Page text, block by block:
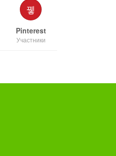
Pinterest
Участники